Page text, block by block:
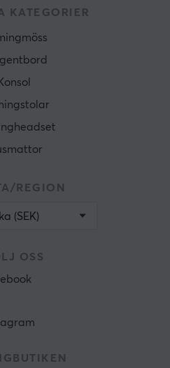
KATEGORIER
Konsol
REGION
(SEK)
OSS